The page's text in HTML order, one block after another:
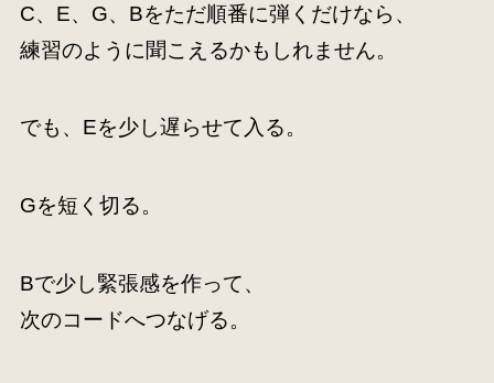
C、E、G、Bをただ順番に弾くだけなら、
練習のように聞こえるかもしれません。
でも、Eを少し遅らせて入る。
Gを短く切る。
Bで少し緊張感を作って、
次のコードへつなげる。